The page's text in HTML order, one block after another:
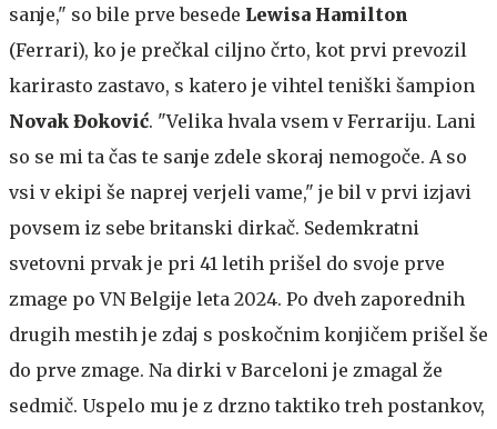
sanje," so bile prve besede Lewisa Hamilton
(Ferrari), ko je prečkal ciljno črto, kot prvi prevozil
karirasto zastavo, s katero je vihtel teniški šampion
Novak Đoković. "Velika hvala vsem v Ferrariju. Lani
so se mi ta čas te sanje zdele skoraj nemogoče. A so
vsi v ekipi še naprej verjeli vame," je bil v prvi izjavi
povsem iz sebe britanski dirkač. Sedemkratni
svetovni prvak je pri 41 letih prišel do svoje prve
zmage po VN Belgije leta 2024. Po dveh zaporednih
drugih mestih je zdaj s poskočnim konjičem prišel še
do prve zmage. Na dirki v Barceloni je zmagal že
sedmič. Uspelo mu je z drzno taktiko treh postankov,